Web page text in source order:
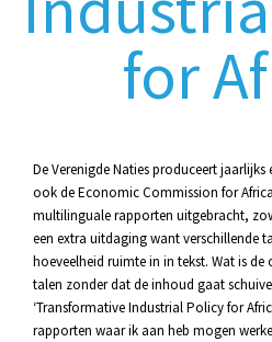
for
De Verenigde Naties produceert
ook de Economic Commission for
multilinguale rapporten uitgebracht,
een extra uitdaging want verschillende
hoeveelheid ruimte in in tekst. Wat is
talen zonder dat de inhoud gaat
‘Transformative Industrial Policy for
rapporten waar ik aan heb mogen